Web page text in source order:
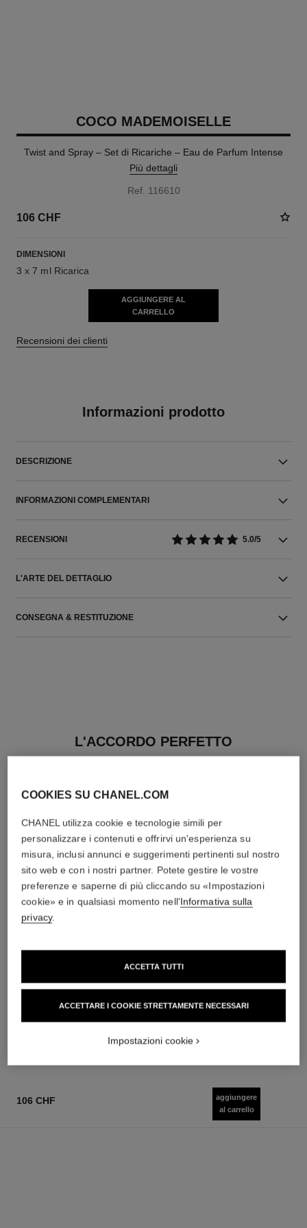
COCO MADEMOISELLE
Twist and Spray – Set di Ricariche – Eau de Parfum Intense
Più dettagli
Ref. 116610
106 CHF
DIMENSIONI
3 x 7 ml Ricarica
AGGIUNGERE AL
CARRELLO
Recensioni dei clienti
Informazioni prodotto
DESCRIZIONE
INFORMAZIONI COMPLEMENTARI
RECENSIONI 5.0/5
L'ARTE DEL DETTAGLIO
CONSEGNA & RESTITUZIONE
L'ACCORDO PERFETTO
Eau de Parfum Intense
Ref. 116660
Aggiungere al carrello
L'Eau Privée – Fragranza per
Ref. 116260
Aggiungere al carrello
106 CHF
aggiungere
al carrello
COOKIES SU CHANEL.COM
CHANEL utilizza cookie e tecnologie simili per
personalizzare i contenuti e offrirvi un'esperienza su
misura, inclusi annunci e suggerimenti pertinenti sul nostro
sito web e con i nostri partner. Potete gestire le vostre
preferenze e saperne di più cliccando su «Impostazioni
cookie» e in qualsiasi momento nell'Informativa sulla
privacy.
ACCETTARE I COOKIE STRETTAMENTE NECESSARI
ACCETTA TUTTI
Impostazioni cookie